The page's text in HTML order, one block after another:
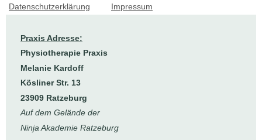
Datenschutzerklärung Impressum
Praxis Adresse:
Physiotherapie Praxis
Melanie Kardoff
Kösliner Str. 13
23909 Ratzeburg
Auf dem Gelände der
Ninja Akademie Ratzeburg